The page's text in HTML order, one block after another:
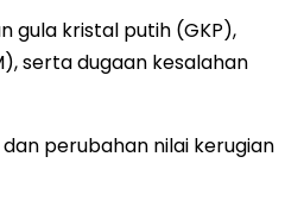
gula kristal putih (GKP),
serta dugaan kesalahan
perubahan nilai kerugian